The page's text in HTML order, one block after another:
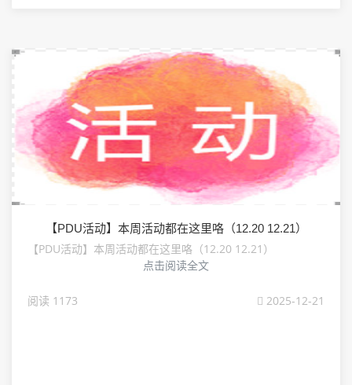
【PDU活动】本周活动都在这里咯（12.20 12.21）
【PDU活动】本周活动都在这里咯（12.20 12.21）
点击阅读全文
阅读 1173 2025-12-21